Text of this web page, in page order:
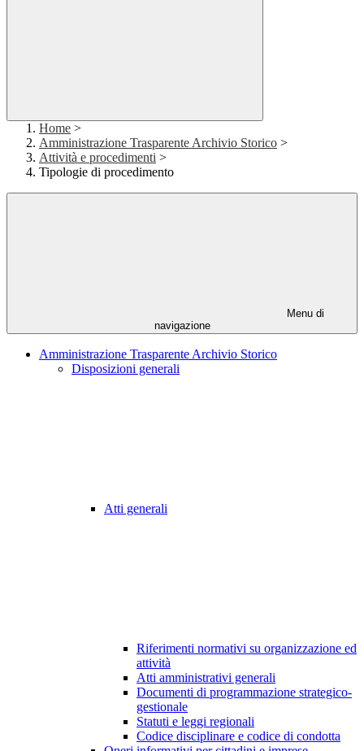
Home >
Amministrazione Trasparente Archivio Storico >
Attività e procedimenti >
Tipologie di procedimento
Menu di
navigazione
Amministrazione Trasparente Archivio Storico
Disposizioni generali
Atti generali
Riferimenti normativi su organizzazione ed
attività
Atti amministrativi generali
Documenti di programmazione strategico-
gestionale
Statuti e leggi regionali
Codice disciplinare e codice di condotta